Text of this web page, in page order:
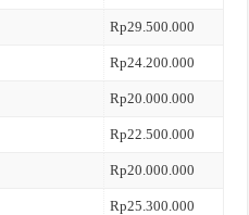
Rp29.500.000
Rp24.200.000
Rp20.000.000
Rp22.500.000
Rp20.000.000
Rp25.300.000